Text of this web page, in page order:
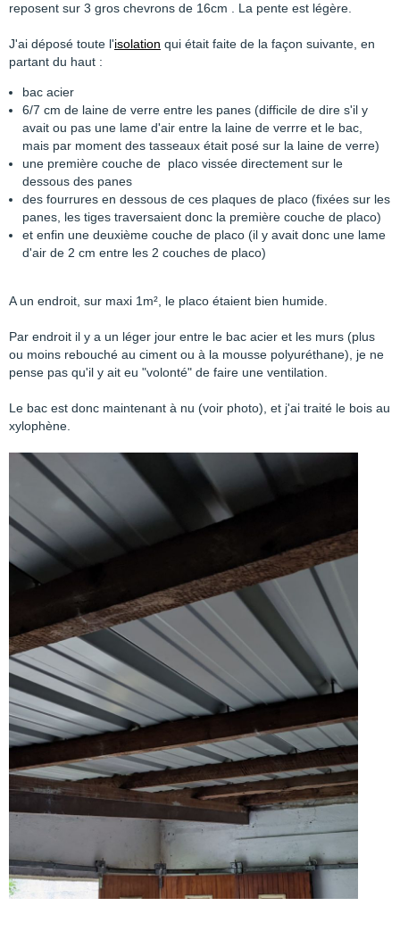
reposent sur 3 gros chevrons de 16cm . La pente est légère.
J'ai déposé toute l'isolation qui était faite de la façon suivante, en
partant du haut :
bac acier
6/7 cm de laine de verre entre les panes (difficile de dire s'il y
avait ou pas une lame d'air entre la laine de verrre et le bac,
mais par moment des tasseaux était posé sur la laine de verre)
une première couche de placo vissée directement sur le
dessous des panes
des fourrures en dessous de ces plaques de placo (fixées sur les
panes, les tiges traversaient donc la première couche de placo)
et enfin une deuxième couche de placo (il y avait donc une lame
d'air de 2 cm entre les 2 couches de placo)
A un endroit, sur maxi 1m², le placo étaient bien humide.
Par endroit il y a un léger jour entre le bac acier et les murs (plus
ou moins rebouché au ciment ou à la mousse polyuréthane), je ne
pense pas qu'il y ait eu "volonté" de faire une ventilation.
Le bac est donc maintenant à nu (voir photo), et j'ai traité le bois au
xylophène.